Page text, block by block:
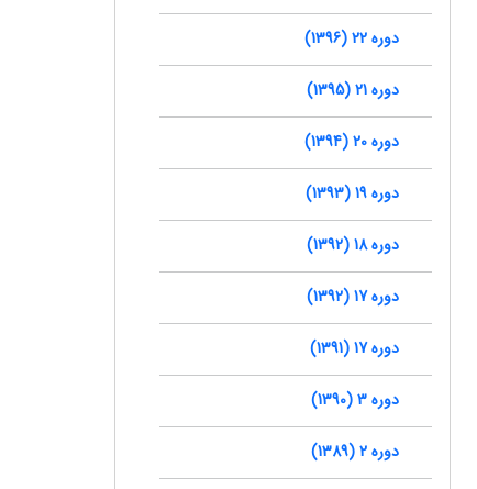
دوره 22 (1396)
دوره 21 (1395)
دوره 20 (1394)
دوره 19 (1393)
دوره 18 (1392)
دوره 17 (1392)
دوره 17 (1391)
دوره 3 (1390)
دوره 2 (1389)